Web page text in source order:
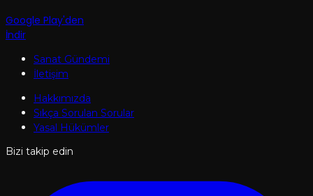
Google Play'den
İndir
Sanat Gündemi
İletişim
Hakkımızda
Sıkça Sorulan Sorular
Yasal Hükümler
Bizi takip edin